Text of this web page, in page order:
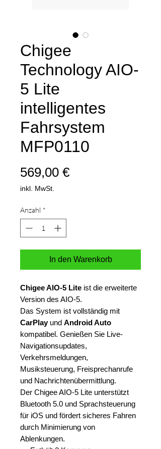
Chigee
Technology AIO-
5 Lite
intelligentes
Fahrsystem
MFP0110
569,00 €Preis
inkl. MwSt.
Anzahl *
In den Warenkorb
Chigee AIO-5 Lite ist die erweiterte
Version des AIO-5.
Das System ist vollständig mit
CarPlayund Android Auto
kompatibel. Genießen Sie Live-
Navigationsupdates,
Verkehrsmeldungen,
Musiksteuerung, Freisprechanrufe
und Nachrichtenübermittlung.
Der Chigee AIO-5 Lite unterstützt
Bluetooth 5.0 und Sprachsteuerung
für iOS und fördert sicheres Fahren
durch Minimierung von
Ablenkungen.